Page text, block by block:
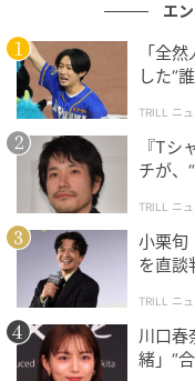
エ
「全
した“
TRILL ニュ
『Tシ
チが、
TRILL ニュ
小栗旬
を直談
TRILL ニュ
川口春
緒」“